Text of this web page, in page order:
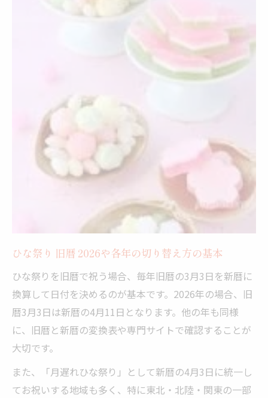
ひな祭り 旧暦 2026や各年の切り替え方の基本
ひな祭りを旧暦で祝う場合、毎年旧暦の3月3日を新暦に
換算して日付を決めるのが基本です。2026年の場合、旧
暦3月3日は新暦の4月11日となります。他の年も同様
に、旧暦と新暦の変換表や専門サイトで確認することが
大切です。
また、「月遅れひな祭り」として新暦の4月3日に統一し
てお祝いする地域も多く、特に東北・北陸・関東の一部